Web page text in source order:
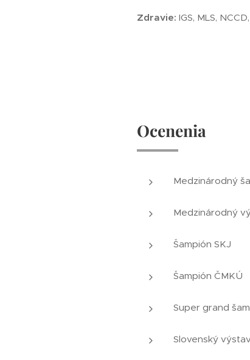
Zdravie: IGS, MLS,
Ocenenia
Medzinárodný
Medzinárodný
Šampión SKJ
Šampión ČMKÚ
Super grand
Slovenský